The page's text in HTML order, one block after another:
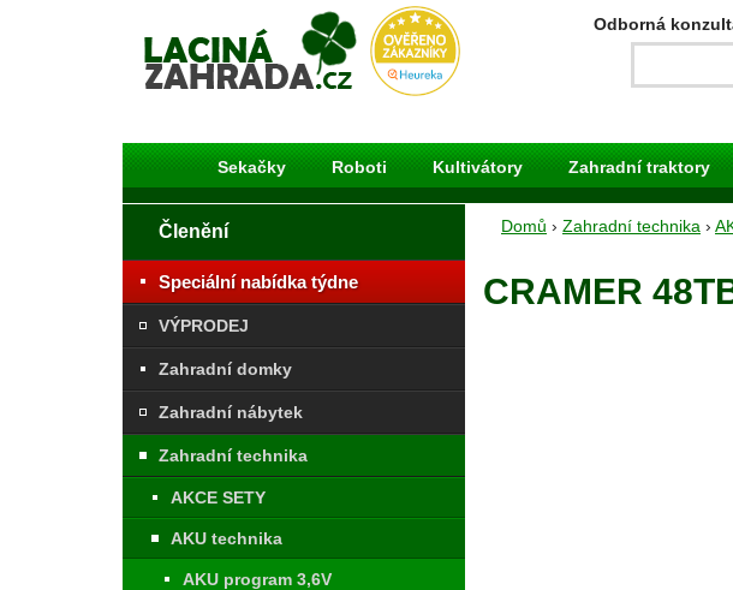
Odborná
Sekačky Roboti Kultivátory Zahradní traktory
Členění
Speciální nabídka týdne
VÝPRODEJ
Zahradní domky
Zahradní nábytek
Zahradní technika
AKCE SETY
AKU technika
AKU program 3,6V
Domů › Zahradní technika ›
CRAMER